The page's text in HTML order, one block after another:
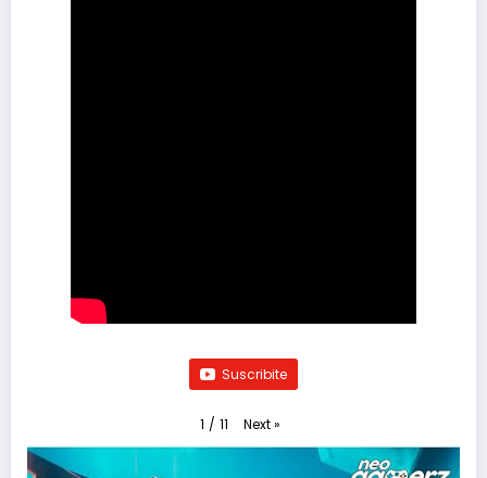
Suscribite
1 / 11 Next»